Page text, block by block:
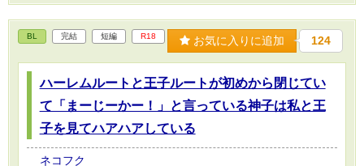
BL 完結 短編 R18 お気に入りに追加 124
ハーレムルートと王子ルートが初めから閉じてい
て「まーじーかー！」と言っている神子は私と王
子を見てハアハアしている
ネコフク